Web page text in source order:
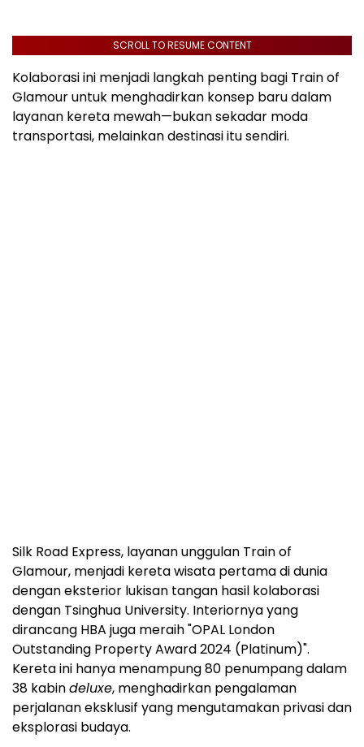
SCROLL TO RESUME CONTENT
Kolaborasi ini menjadi langkah penting bagi Train of
Glamour untuk menghadirkan konsep baru dalam
layanan kereta mewah—bukan sekadar moda
transportasi, melainkan destinasi itu sendiri.
Silk Road Express, layanan unggulan Train of
Glamour, menjadi kereta wisata pertama di dunia
dengan eksterior lukisan tangan hasil kolaborasi
dengan Tsinghua University. Interiornya yang
dirancang HBA juga meraih "OPAL London
Outstanding Property Award 2024 (Platinum)".
Kereta ini hanya menampung 80 penumpang dalam
38 kabindeluxe, menghadirkan pengalaman
perjalanan eksklusif yang mengutamakan privasi dan
eksplorasi budaya.